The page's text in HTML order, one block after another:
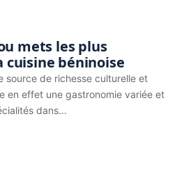
mets les plus
cuisine béninoise
source de richesse culturelle et
en effet une gastronomie variée et
dans…